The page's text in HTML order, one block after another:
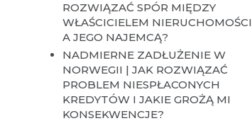
ROZWIĄZAĆ SPÓR MIĘDZY
WŁAŚCICIELEM NIERUCHOMOŚCI
A JEGO NAJEMCĄ?
NADMIERNE ZADŁUŻENIE W
NORWEGII | JAK ROZWIĄZAĆ
PROBLEM NIESPŁACONYCH
KREDYTÓW I JAKIE GROŻĄ MI
KONSEKWENCJE?